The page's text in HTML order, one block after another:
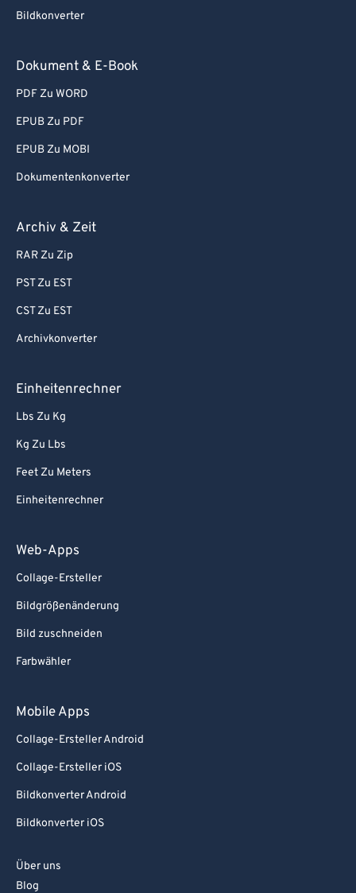
Bildkonverter
Dokument & E-Book
PDF Zu WORD
EPUB Zu PDF
EPUB Zu MOBI
Dokumentenkonverter
Archiv & Zeit
RAR Zu Zip
PST Zu EST
CST Zu EST
Archivkonverter
Einheitenrechner
Lbs Zu Kg
Kg Zu Lbs
Feet Zu Meters
Einheitenrechner
Web-Apps
Collage-Ersteller
Bildgrößenänderung
Bild zuschneiden
Farbwähler
Mobile Apps
Collage-Ersteller Android
Collage-Ersteller iOS
Bildkonverter Android
Bildkonverter iOS
Über uns
Blog